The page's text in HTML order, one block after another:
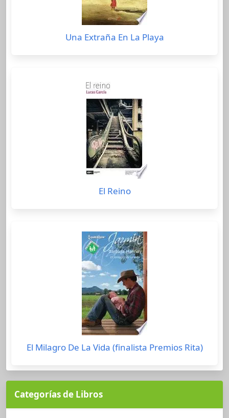
Una Extraña En La Playa
El Reino
El Milagro De La Vida (finalista Premios Rita)
Categorías de Libros